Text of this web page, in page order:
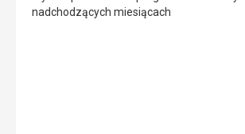
nadchodzących miesiącach